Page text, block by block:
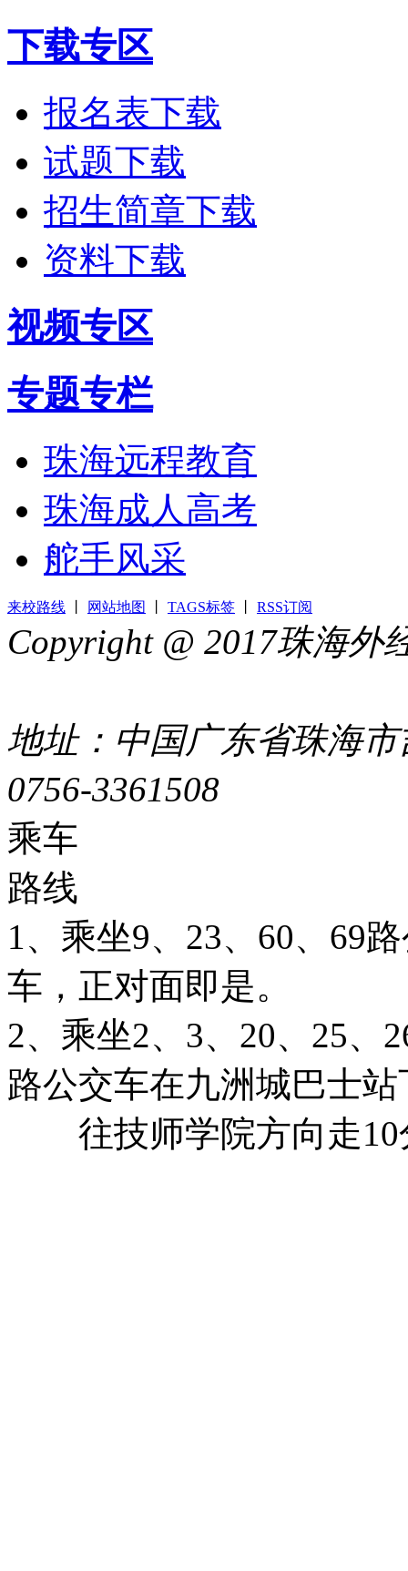
下载专区
报名表下载
试题下载
招生简章下载
资料下载
视频专区
专题专栏
珠海远程教育
珠海成人高考
舵手风采
来校路线 网站地图 TAGS标签 RSS订阅
Copyright @ 2017珠海
地址：中国广东省珠海
0756-3361508
乘车
路线
1、乘坐9、23、60、69
车，正对面即是。
2、乘坐2、3、20、25、
路公交车在九洲城巴士站
往技师学院方向走10